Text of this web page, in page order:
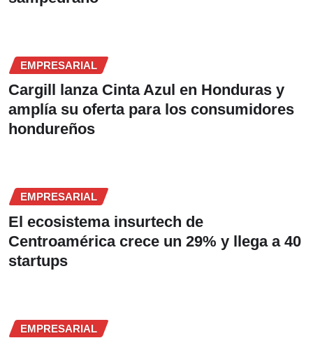
EMPRESARIAL
Cargill lanza Cinta Azul en Honduras y
amplía su oferta para los consumidores
hondureños
EMPRESARIAL
El ecosistema insurtech de
Centroamérica crece un 29% y llega a 40
startups
EMPRESARIAL